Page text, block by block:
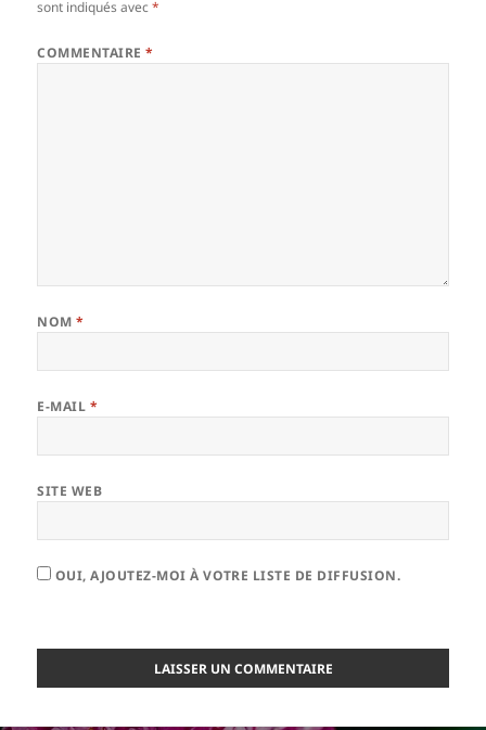
sont indiqués avec*
COMMENTAIRE*
NOM*
E-MAIL *
SITE WEB
OUI, AJOUTEZ-MOI À VOTRE LISTE DE DIFFUSION.